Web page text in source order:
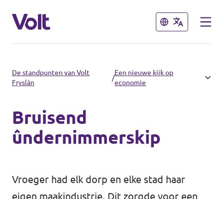
Sluiten
Kies een taal
Volt Groningen
Sluiten
Standpunten
Over Volt
Mensen
De standpunten van Volt
Fryslân
/
Een nieuwe kijk op
economie
Bruisend
ûndernimmerskip
Vroeger had elk dorp en elke stad haar
eigen maakindustrie. Dit zorgde voor een